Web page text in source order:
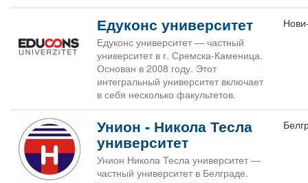
Едуконс университет
Едуконс университет — частный
университет в г. Сремска-Каменица.
Основан в 2008 году. Этот
интегральный университет включает
в себя несколько факультетов.
Унион - Никола Тесла
университет
Унион Никола Тесла университет —
частный университет в Белграде.